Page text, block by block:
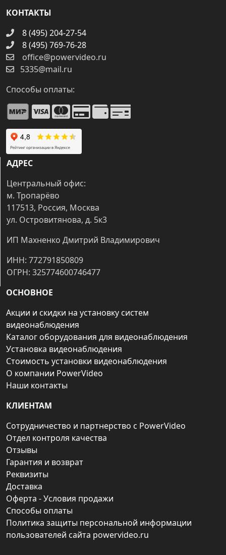
КОНТАКТЫ
8 (495) 204-27-54
8 (495) 769-76-28
office@powervideo.ru
5335@mail.ru
Способы оплаты:
АДРЕС
Центральный офис:
м. Тропарёво
117513, Россия, Москва
ул. Островитянова, д. 5к3
ИП Махненко Дмитрий Владимирович
ИНН: 772791850809
ОГРН: 325774600746477
ОСНОВНОЕ
Акции и скидки на установку систем
видеонаблюдения
Каталог оборудования для видеонаблюдения
Установка видеонаблюдения
Стоимость установки видеонаблюдения
О компании PowerVideo
Наши контакты
КЛИЕНТАМ
Сотрудничество и партнерство с PowerVideo
Отдел контроля качества
Отзывы
Гарантия и возврат
Реквизиты
Доставка
Оферта - Условия продажи
Способы оплаты
Политика защиты персональной информации
пользователей сайта powervideo.ru